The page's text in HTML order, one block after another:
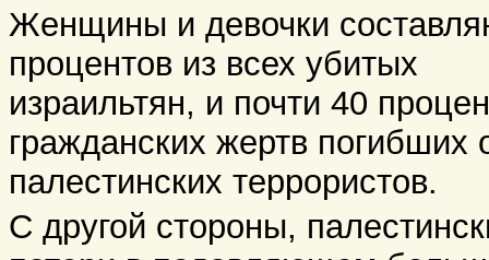
Женщины и девочки
процентов из всех убитых
израильтян, и почти 40
гражданских жертв погибших
палестинских террористов.
С другой стороны,